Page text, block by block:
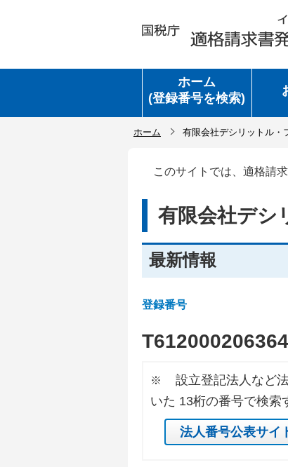
ホーム
(登録番号を検索)
ホーム 有限会社デシリットル・
このサイトでは、適格請
有限会社デシ
最新情報
登録番号
T612000206364
※
設立登記法人など
いた 13桁の番号で検索
法人番号公表サイ